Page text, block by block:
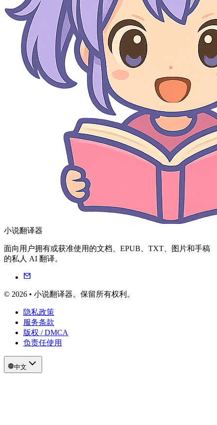
小说翻译器
面向用户拥有或获准使用的文档、EPUB、TXT、图片和手稿
的私人 AI 翻译。
© 2026 • 小说翻译器。保留所有权利。
隐私政策
服务条款
版权 / DMCA
负责任使用
中文